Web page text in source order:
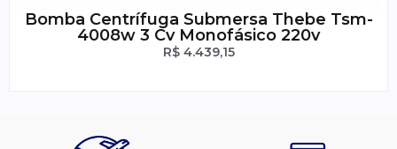
Bomba Centrífuga Submersa Thebe Tsm-
4008w 3 Cv Monofásico 220v
R$4.439,15